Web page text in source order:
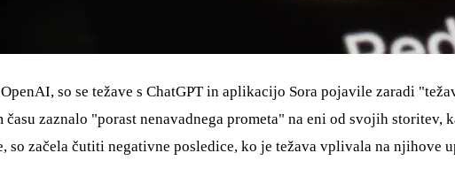
so se težave s ChatGPT in aplikacijo Sora pojavile zaradi
zaznalo "porast nenavadnega prometa" na eni od svojih
začela čutiti negativne posledice, ko je težava vplivala na njihove